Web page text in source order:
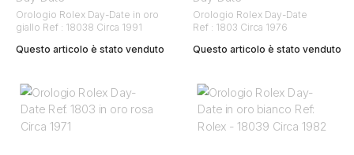
Orologio Rolex Day-Date in oro
giallo Ref : 18038 Circa 1991
Questo articolo è stato venduto
Orologio Rolex Day-Date
Ref : 1803 Circa 1976
Questo articolo è stato venduto